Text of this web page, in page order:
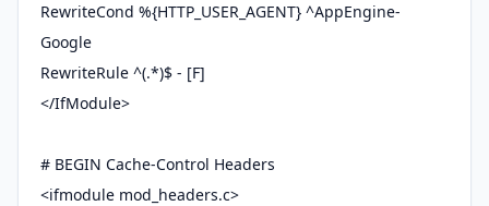
RewriteCond %{HTTP_USER_AGENT} ^AppEngine-
Google
RewriteRule ^(.*)$ - [F]
</IfModule>
# BEGIN Cache-Control Headers
<ifmodule mod_headers.c>